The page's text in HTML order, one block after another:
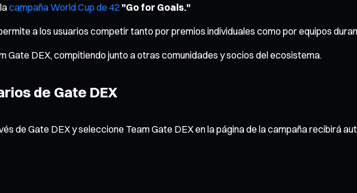
campaña World Cup de 42 "Go for Goals."
a los usuarios competir tanto por premios individuales como por equipos
Gate DEX, compitiendo junto a otras comunidades y socios del ecosistema.
de Gate DEX
de Gate DEX y seleccione Team Gate DEX en la página de la campaña recibirá